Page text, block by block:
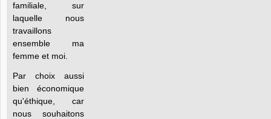
familiale, sur
laquelle nous
travaillons
ensemble ma
femme et moi.
Par choix aussi
bien économique
qu'éthique, car
nous souhaitons